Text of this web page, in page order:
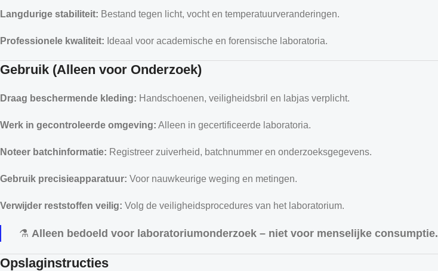
Langdurige stabiliteit: Bestand tegen licht, vocht en temperatuurveranderingen.
Professionele kwaliteit: Ideaal voor academische en forensische laboratoria.
Gebruik (Alleen voor Onderzoek)
Draag beschermende kleding: Handschoenen, veiligheidsbril en labjas verplicht.
Werk in gecontroleerde omgeving: Alleen in gecertificeerde laboratoria.
Noteer batchinformatie: Registreer zuiverheid, batchnummer en onderzoeksgegevens.
Gebruik precisieapparatuur: Voor nauwkeurige weging en metingen.
Verwijder reststoffen veilig: Volg de veiligheidsprocedures van het laboratorium.
⚗️ Alleen bedoeld voor laboratoriumonderzoek – niet voor menselijke consumptie.
Opslaginstructies